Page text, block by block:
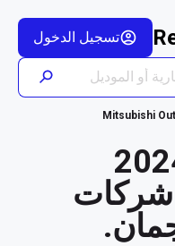
تسجيل الدخول
Mitsubishi
سيارة 2024
شركات